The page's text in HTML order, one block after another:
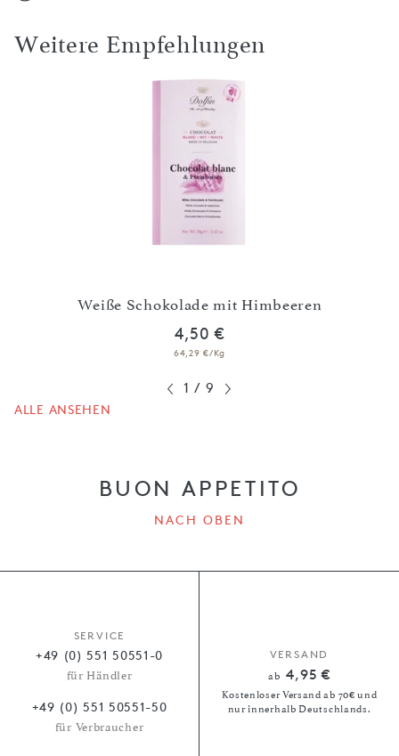
Weitere Empfehlungen
Weiße Schokolade mit Himbeeren
4,50 €
64,29 €/Kg
1 / 9
ALLE ANSEHEN
BUON APPETITO
NACH OBEN
SERVICE
+49 (0) 551 50551-0
für Händler
+49 (0) 551 50551-50
für Verbraucher
VERSAND
ab 4,95 €
Kostenloser Versand ab 70€ und
nur innerhalb Deutschlands.